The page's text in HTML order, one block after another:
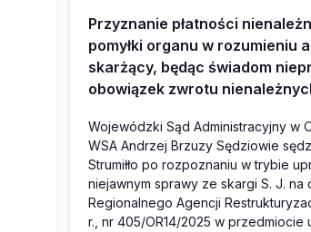
Przyznanie płatności
pomyłki organu w rozumieniu
skarżący, będąc świadom
obowiązek zwrotu
Wojewódzki Sąd Administracyjny w
WSA Andrzej Brzuzy Sędziowie
Strumiłło po rozpoznaniu w trybie
niejawnym sprawy ze skargi S. J.
Regionalnego Agencji
r., nr 405/OR14/2025 w przedmiocie